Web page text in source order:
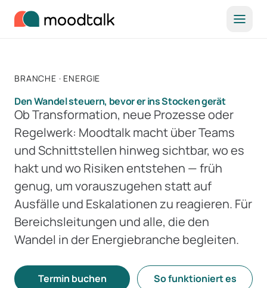
BRANCHE · ENERGIE
Den Wandel steuern, bevor er ins Stocken gerät
Ob Transformation, neue Prozesse oder
Regelwerk: Moodtalk macht über Teams
und Schnittstellen hinweg sichtbar, wo es
hakt und wo Risiken entstehen — früh
genug, um vorauszugehen statt auf
Ausfälle und Eskalationen zu reagieren. Für
Bereichsleitungen und alle, die den
Wandel in der Energiebranche begleiten.
Termin buchen So funktioniert es